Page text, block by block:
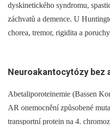
dyskinetického syndromu,
záchvatů a demence. U
chorea, tremor, rigidita a
Neuroakantocytózy bez
Abetaliporoteinemie (Bassen
AR onemocnění způsobené
transportní protein na 4.